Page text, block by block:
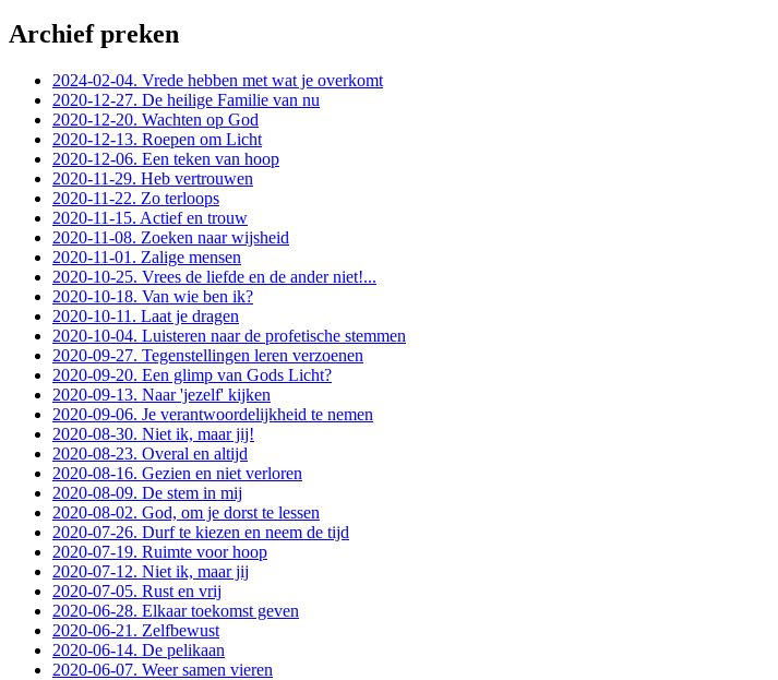
Archief preken
2024-02-04. Vrede hebben met wat je overkomt
2020-12-27. De heilige Familie van nu
2020-12-20. Wachten op God
2020-12-13. Roepen om Licht
2020-12-06. Een teken van hoop
2020-11-29. Heb vertrouwen
2020-11-22. Zo terloops
2020-11-15. Actief en trouw
2020-11-08. Zoeken naar wijsheid
2020-11-01. Zalige mensen
2020-10-25. Vrees de liefde en de ander niet!...
2020-10-18. Van wie ben ik?
2020-10-11. Laat je dragen
2020-10-04. Luisteren naar de profetische stemmen
2020-09-27. Tegenstellingen leren verzoenen
2020-09-20. Een glimp van Gods Licht?
2020-09-13. Naar 'jezelf' kijken
2020-09-06. Je verantwoordelijkheid te nemen
2020-08-30. Niet ik, maar jij!
2020-08-23. Overal en altijd
2020-08-16. Gezien en niet verloren
2020-08-09. De stem in mij
2020-08-02. God, om je dorst te lessen
2020-07-26. Durf te kiezen en neem de tijd
2020-07-19. Ruimte voor hoop
2020-07-12. Niet ik, maar jij
2020-07-05. Rust en vrij
2020-06-28. Elkaar toekomst geven
2020-06-21. Zelfbewust
2020-06-14. De pelikaan
2020-06-07. Weer samen vieren